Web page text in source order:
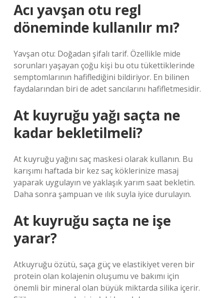
Acı yavşan otu regl
döneminde kullanılır mı?
Yavşan otu: Doğadan şifalı tarif. Özellikle mide
sorunları yaşayan çoğu kişi bu otu tükettiklerinde
semptomlarının hafiflediğini bildiriyor. En bilinen
faydalarından biri de adet sancılarını hafifletmesidir.
At kuyruğu yağı saçta ne
kadar bekletilmeli?
At kuyruğu yağını saç maskesi olarak kullanın. Bu
karışımı haftada bir kez saç köklerinize masaj
yaparak uygulayın ve yaklaşık yarım saat bekletin.
Daha sonra şampuan ve ılık suyla iyice durulayın.
At kuyruğu saçta ne işe
yarar?
Atkuyruğu özütü, saça güç ve elastikiyet veren bir
protein olan kolajenin oluşumu ve bakımı için
önemli bir mineral olan büyük miktarda silika içerir.